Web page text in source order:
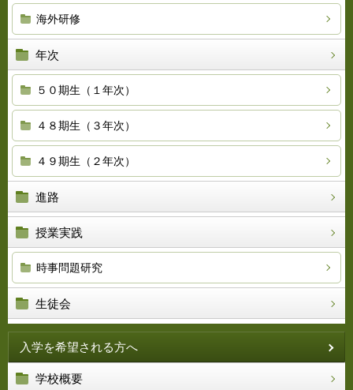
海外研修
年次
５０期生（１年次）
４８期生（３年次）
４９期生（２年次）
進路
授業実践
時事問題研究
生徒会
入学を希望される方へ
学校概要